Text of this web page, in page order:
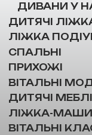
ДИВАНИ У
ДИТЯЧІ
ЛІЖКА
СПАЛЬНІ
ПРИХОЖІ
ВІТАЛЬНІ
ДИТЯЧІ МЕБЛІ
ЛІЖКА-
ВІТАЛЬНІ